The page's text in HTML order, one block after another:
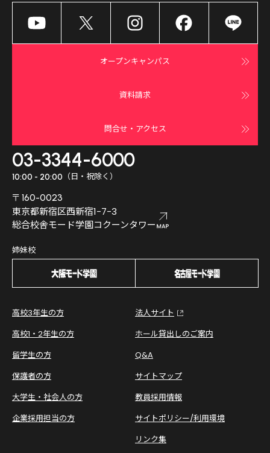
オープンキャンパス
資料請求
問合せ・アクセス
03-3344-6000
10:00 - 20:00 （日・祝除く）
〒160-0023
東京都新宿区西新宿1-7-3
総合校舎モード学園コクーンタワー
姉妹校
高校3年生の方
高校1・2年生の方
留学生の方
保護者の方
大学生・社会人の方
企業採用担当の方
法人サイト
ホール貸出しのご案内
Q&A
サイトマップ
教員採用情報
サイトポリシー/利用環境
リンク集